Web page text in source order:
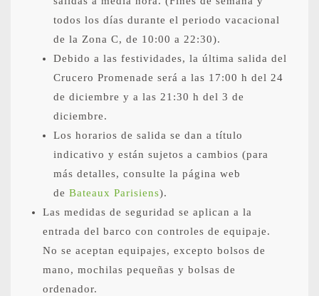
todos los días durante el periodo vacacional
de la Zona C, de 10:00 a 22:30).
Debido a las festividades, la última salida del
Crucero Promenade será a las 17:00 h del 24
de diciembre y a las 21:30 h del 3 de
diciembre.
Los horarios de salida se dan a título
indicativo y están sujetos a cambios (para
más detalles, consulte la página web
de Bateaux Parisiens).
Las medidas de seguridad se aplican a la
entrada del barco con controles de equipaje.
No se aceptan equipajes, excepto bolsos de
mano, mochilas pequeñas y bolsas de
ordenador.